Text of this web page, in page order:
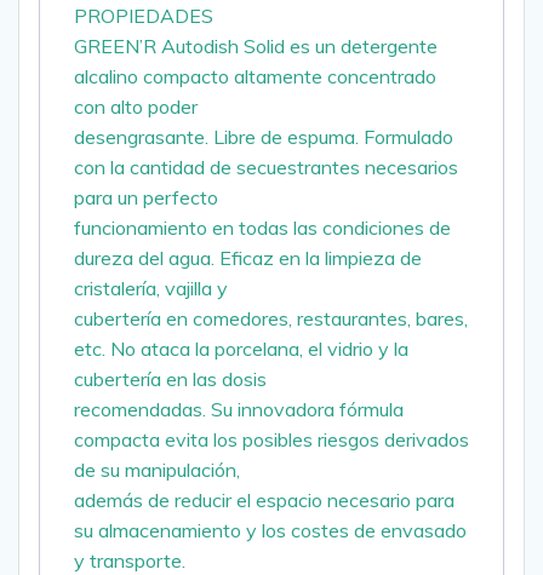
PROPIEDADES
GREEN’R Autodish Solid es un detergente
alcalino compacto altamente concentrado
con alto poder
desengrasante. Libre de espuma. Formulado
con la cantidad de secuestrantes necesarios
para un perfecto
funcionamiento en todas las condiciones de
dureza del agua. Eficaz en la limpieza de
cristalería, vajilla y
cubertería en comedores, restaurantes, bares,
etc. No ataca la porcelana, el vidrio y la
cubertería en las dosis
recomendadas. Su innovadora fórmula
compacta evita los posibles riesgos derivados
de su manipulación,
además de reducir el espacio necesario para
su almacenamiento y los costes de envasado
y transporte.